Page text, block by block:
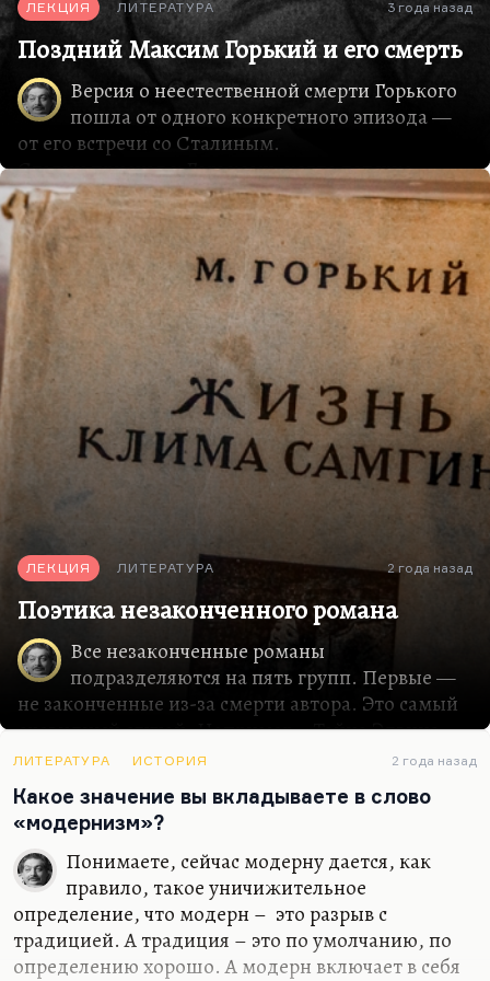
ЛЕКЦИЯ ЛИТЕРАТУРА 3 года назад
Поздний Максим Горький и его смерть
Версия о неестественной смерти Горького
пошла от одного конкретного эпизода —
от его встречи со Сталиным.
Сталин приехал к Горькому, когда тот уже
умирал, был фактически в агонии. Но у таких
людей, как Горький, понимаете, духовная жизнь
очень сильно влияет на физическую. Он при виде
Сталина резко оживился. Он уже синел, у него
уже был цианоз. Но при виде вождя (они
приехали втроем — по-моему, Сталин, Молотов
и кто-то еще) он порозовел. Заговорил, как ни
странно, о двух темах — о женщинах-
писательницах, о том, что нужно поощрять
женскую литературу, и об упадке французской
литературы и в целом литературы буржуазной,
европейской. 15 минут пробыли Сталин и
компания у Горького. Он резко оживился,…
ЛЕКЦИЯ ЛИТЕРАТУРА 2 года назад
Поэтика незаконченного романа
Все незаконченные романы
подразделяются на пять групп. Первые —
не законченные из-за смерти автора. Это самый
очевидный случай. Например, «Тайна Эдвина
Друда».
Вторые не закончены потому, что история сняла
их проблематику. Блоковский роман в стихах
«Возмездие». Помните, в предисловии сказано:
«Не чувствуя ни нужды, ни охоты заканчивать после
революции вещь, полную революционных
предчувствий, я издаю её в неоконченном виде»
Правда, он всё равно пытался её закончить.
Последнее, что написал Блок в стихах:
ЛИТЕРАТУРА ИСТОРИЯ 2 года назад
Какое значение вы вкладываете в слово
«модернизм»?
Понимаете, сейчас модерну дается, как
правило, такое уничижительное
определение, что модерн – это разрыв с
традицией. А традиция – это по умолчанию, по
определению хорошо. А модерн включает в себя